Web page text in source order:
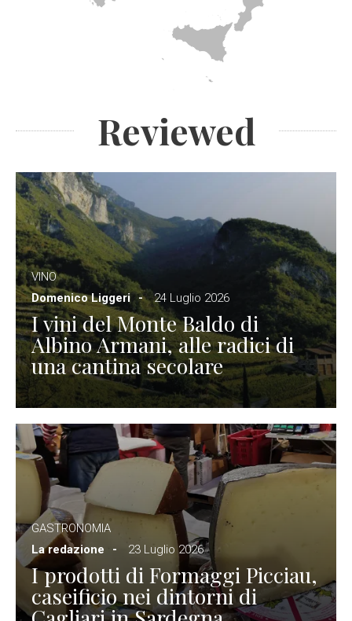
Reviewed
VINO
Domenico Liggeri
24 Luglio 2026
I vini del Monte Baldo di
Albino Armani, alle radici di
una cantina secolare
GASTRONOMIA
La redazione
23 Luglio 2026
I prodotti di Formaggi Picciau,
caseificio nei dintorni di